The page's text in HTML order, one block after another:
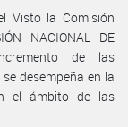
Visto la Comisión
NACIONAL DE
de las
desempeña en la
el ámbito de las